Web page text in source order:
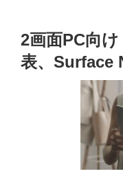
2画面PC向
表、Surface